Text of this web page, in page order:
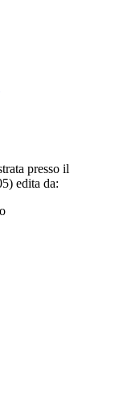
presso il
edita da: